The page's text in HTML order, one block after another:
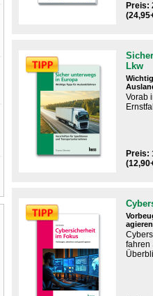
Preis:
Lkw
Vorab
Preis:
agieren
fahren